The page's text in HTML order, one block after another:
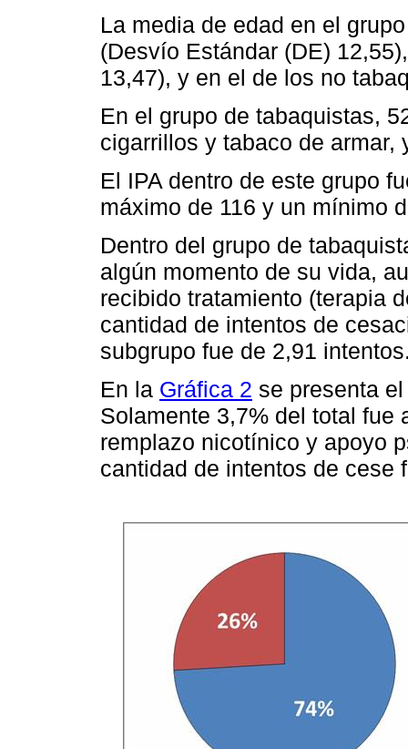
La media de edad en el
(Desvío Estándar (DE)
13,47), y en el de los no
En el grupo de tabaquistas,
cigarrillos y tabaco de armar,
El IPA dentro de este grupo
máximo de 116 y un mínimo
Dentro del grupo de
algún momento de su vida,
recibido tratamiento (terapia
cantidad de intentos de
subgrupo fue de 2,91
En la Gráfica 2 se presenta
Solamente 3,7% del total fue
remplazo nicotínico y apoyo
cantidad de intentos de cese